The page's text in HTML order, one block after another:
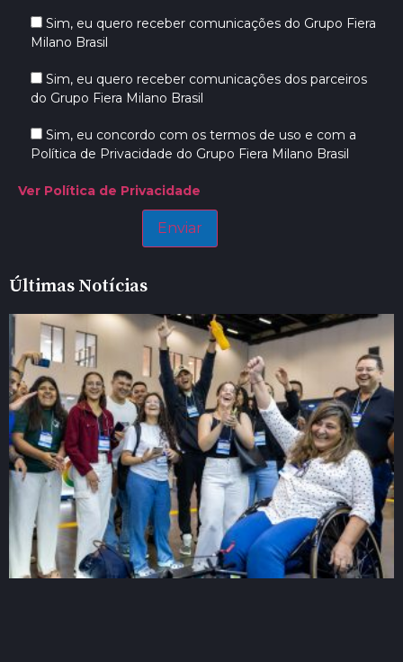
Sim, eu quero receber comunicações do Grupo Fiera
Milano Brasil
Sim, eu quero receber comunicações dos parceiros
do Grupo Fiera Milano Brasil
Sim, eu concordo com os termos de uso e com a
Política de Privacidade do Grupo Fiera Milano Brasil
Ver Política de Privacidade
Últimas Notícias